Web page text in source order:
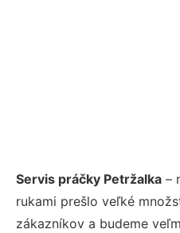
Servis práčky Petržalka –
rukami prešlo veľké
zákazníkov a budeme